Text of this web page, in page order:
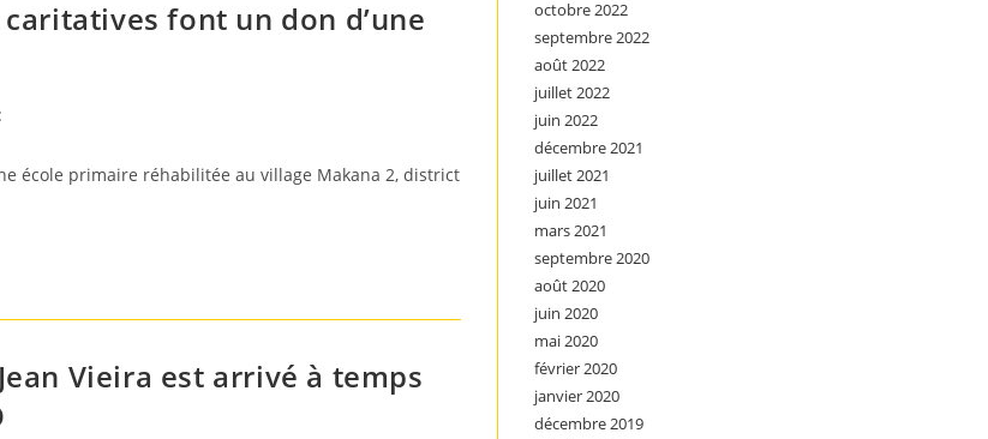
font un don d’une
école primaire réhabilitée au village Makana 2, district
Vieira est arrivé à temps
octobre 2022
septembre 2022
août 2022
juillet 2022
juin 2022
décembre 2021
juillet 2021
juin 2021
mars 2021
septembre 2020
août 2020
juin 2020
mai 2020
février 2020
janvier 2020
décembre 2019